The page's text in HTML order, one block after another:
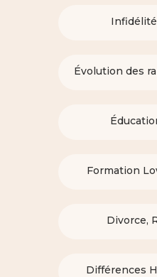
Évolution des
Formation
Divorce,
Différences